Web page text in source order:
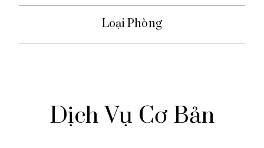
Loại Phòng
Dịch Vụ Cơ Bản